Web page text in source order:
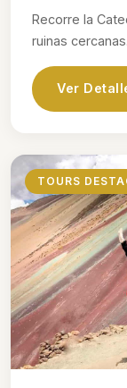
Recorre la
ruinas cercanas.
Ver
TOURS